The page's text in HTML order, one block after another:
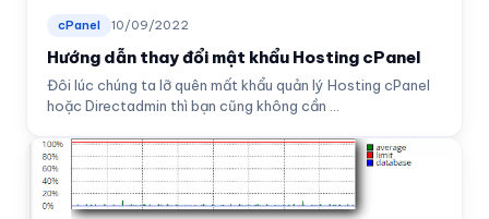
cPanel 10/09/2022
Hướng dẫn thay đổi mật khẩu Hosting cPanel
Đôi lúc chúng ta lỡ quên mất khẩu quản lý Hosting cPanel
hoặc Directadmin thì bạn cũng không cần ...